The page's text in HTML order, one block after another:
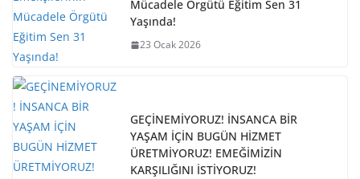
Mücadele Örgütü Eğitim Sen 31
Yaşında!
23 Ocak 2026
GEÇİNEMİYORUZ! İNSANCA BİR
YAŞAM İÇİN BUGÜN HİZMET
ÜRETMİYORUZ! EMEĞİMİZİN
KARŞILIĞINI İSTİYORUZ!